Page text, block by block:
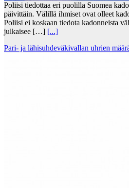
Poliisi tiedottaa eri puolilla Suomea
päivittäin. Välillä ihmiset ovat olleet
Poliisi ei koskaan tiedota kadonneista
julkaisee […] [...]
Pari- ja lähisuhdeväkivallan uhrien